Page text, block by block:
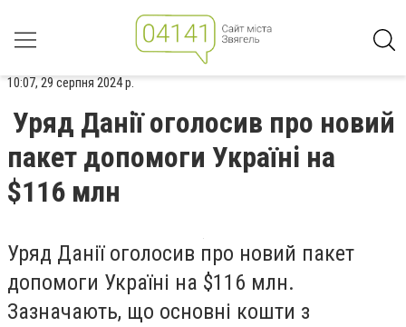
10:07, 29 серпня 2024 р.
Уряд Данії оголосив про новий
пакет допомоги Україні на
$116 млн
Уряд Данії оголосив про новий пакет
допомоги Україні на $116 млн.
Зазначають, що основні кошти з